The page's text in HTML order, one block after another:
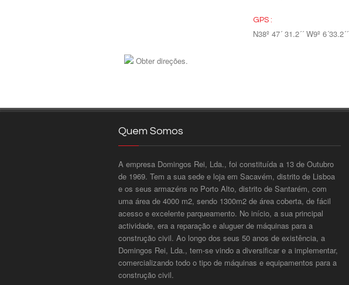
GPS :
N38º 47´ 31.2´´ W9º 6´33.2´´
Obter direções.
Quem Somos
A empresa Domingos Rei, Lda., foi constituída a 13 de Outubro
de 1969. Tem a sua sede e loja em Sacavém, distrito de Lisboa
e os seus armazéns no Porto Alto, distrito de Santarém, com
uma área de 4000 m2, sendo 1300m2 de área coberta, de fácil
acesso e excelente parqueamento. No início, a sua principal
actividade, era a reparação e aluguer de máquinas para a
construção civil. Ao longo dos seus 50 anos de existência, a
Domingos Rei, Lda., tem-se vindo a diversificar e a implementar,
comercializando todo o tipo de máquinas e equipamentos para a
construção civil.